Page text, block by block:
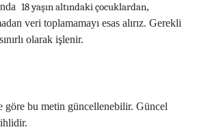
18 yaşın altındaki çocuklardan,
veri toplamamayı esas alırız. Gerekli
olarak işlenir.
göre bu metin güncellenebilir. Güncel